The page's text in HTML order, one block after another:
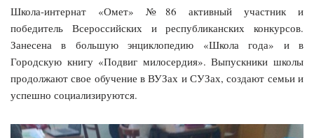
Школа-интернат «Омет» №86 активный участник и
победитель Всероссийских и республиканских конкурсов.
Занесена в большую энциклопедию «Школа года» и в
Городскую книгу «Подвиг милосердия». Выпускники школы
продолжают свое обучение в ВУЗах и СУЗах, создают семьи и
успешно социализируются.